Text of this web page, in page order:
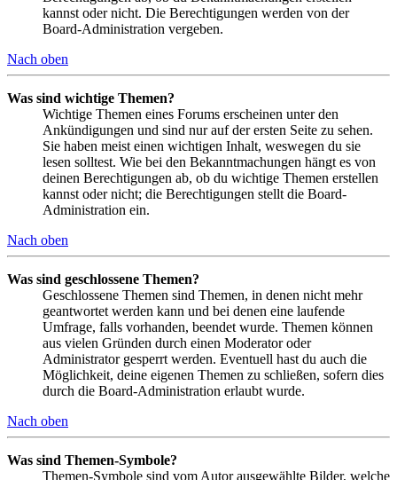
kannst oder nicht. Die Berechtigungen werden von der
Board-Administration vergeben.
Nach oben
Was sind wichtige Themen?
Wichtige Themen eines Forums erscheinen unter den
Ankündigungen und sind nur auf der ersten Seite zu sehen.
Sie haben meist einen wichtigen Inhalt, weswegen du sie
lesen solltest. Wie bei den Bekanntmachungen hängt es von
deinen Berechtigungen ab, ob du wichtige Themen erstellen
kannst oder nicht; die Berechtigungen stellt die Board-
Administration ein.
Nach oben
Was sind geschlossene Themen?
Geschlossene Themen sind Themen, in denen nicht mehr
geantwortet werden kann und bei denen eine laufende
Umfrage, falls vorhanden, beendet wurde. Themen können
aus vielen Gründen durch einen Moderator oder
Administrator gesperrt werden. Eventuell hast du auch die
Möglichkeit, deine eigenen Themen zu schließen, sofern dies
durch die Board-Administration erlaubt wurde.
Nach oben
Was sind Themen-Symbole?
Themen-Symbole sind vom Autor ausgewählte Bilder, welche